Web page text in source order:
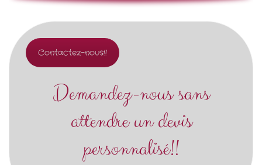
Contactez-nous!!
Demandez-nous sans
attendre un devis
personnalisé!!